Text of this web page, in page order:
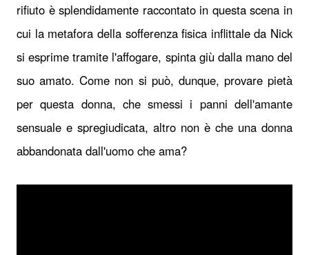
rifiuto è splendidamente raccontato in questa scena in
cui la metafora della sofferenza fisica inflittale da Nick
si esprime tramite l'affogare, spinta giù dalla mano del
suo amato. Come non si può, dunque, provare pietà
per questa donna, che smessi i panni dell'amante
sensuale e spregiudicata, altro non è che una donna
abbandonata dall'uomo che ama?